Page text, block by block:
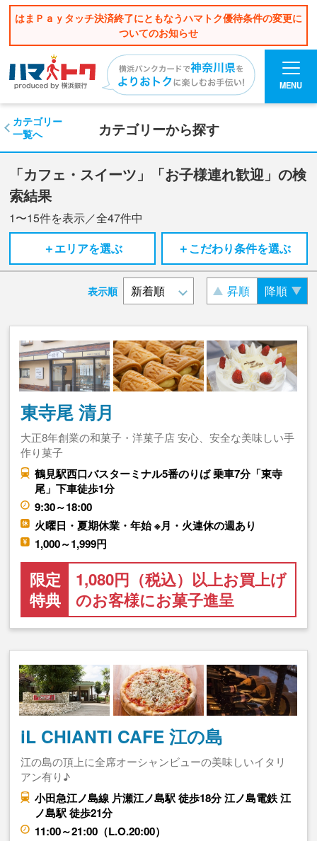
はまＰａｙタッチ決済終了にともなうハマトク優待条件の変更に
ついてのお知らせ
MENU
カテゴリーから探す
カテゴリー
一覧へ
「カフェ・スイーツ」「お子様連れ歓迎」の検
索結果
1〜15件を表示／全47件中
＋エリアを選ぶ
＋こだわり条件を選ぶ
表示順 昇順 降順
東寺尾 清月
大正8年創業の和菓子・洋菓子店 安心、安全な美味しい手
作り菓子
鶴見駅西口バスターミナル5番のりば 乗車7分「東寺
尾」下車徒歩1分
9:30～18:00
火曜日・夏期休業・年始 ※月・火連休の週あり
1,000～1,999円
限定
特典
1,080円（税込）以上お買上げ
のお客様にお菓子進呈
iL CHIANTI CAFE 江の島
江の島の頂上に全席オーシャンビューの美味しいイタリ
アン有り♪
小田急江ノ島線 片瀬江ノ島駅 徒歩18分 江ノ島電鉄 江
ノ島駅 徒歩21分
11:00～21:00（L.O.20:00）